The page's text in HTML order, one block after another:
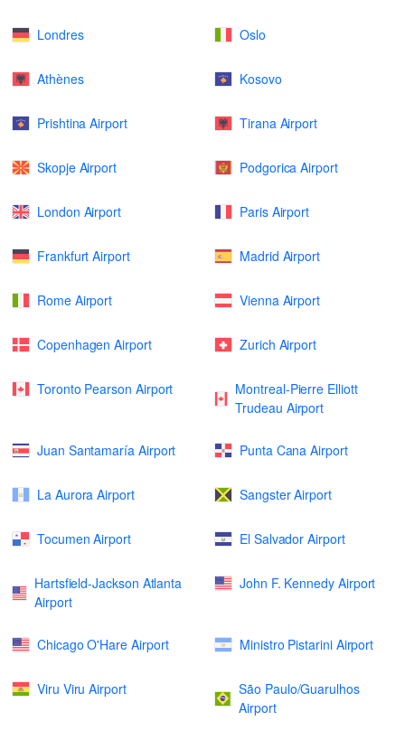
Londres Oslo
Athènes Kosovo
Prishtina Airport Tirana Airport
Skopje Airport Podgorica Airport
London Airport Paris Airport
Frankfurt Airport Madrid Airport
Rome Airport Vienna Airport
Copenhagen Airport Zurich Airport
Toronto Pearson Airport
Montreal-Pierre Elliott
Trudeau Airport
Juan Santamaría Airport Punta Cana Airport
La Aurora Airport Sangster Airport
Tocumen Airport El Salvador Airport
Hartsfield-Jackson Atlanta
Airport
John F. Kennedy Airport
Chicago O'Hare Airport Ministro Pistarini Airport
Viru Viru Airport
São Paulo/Guarulhos
Airport